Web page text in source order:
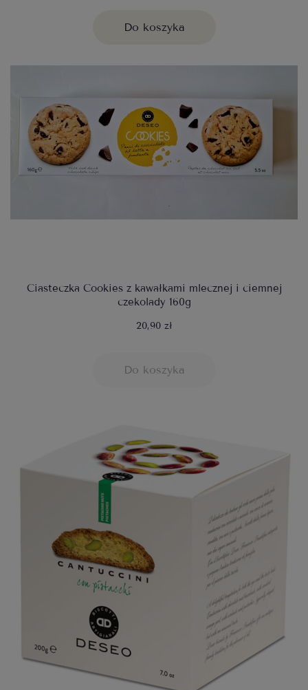
Do koszyka
Ciasteczka Cookies z kawałkami mlecznej i ciemnej
czekolady 160g
20,90 zł
Do koszyka